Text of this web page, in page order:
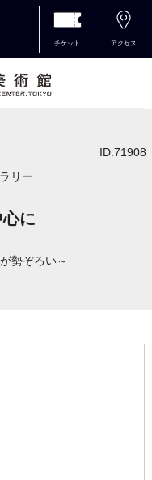
チケット アクセス
ID:71908
リー
に
勢ぞろい～